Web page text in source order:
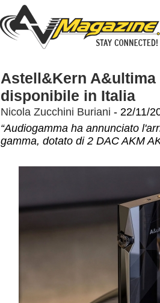
Astell&Kern A&ultima
disponibile in Italia
Nicola Zucchini Buriani - 22/11/
“Audiogamma ha annunciato
gamma, dotato di 2 DAC AKM